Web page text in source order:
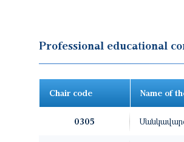
Professional educational
Chair code Name of
0305